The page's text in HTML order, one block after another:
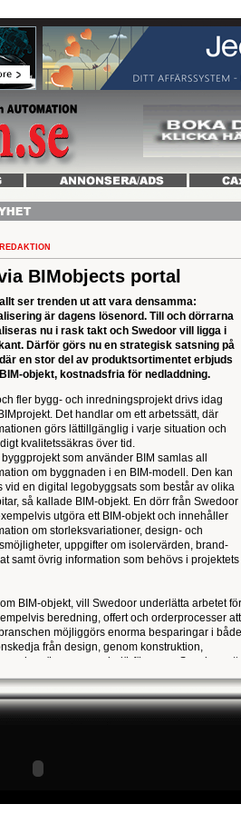
BIMobjects portal
ser trenden ut att vara densamma:
är dagens lösenord. Till och dörrarna
nu i rask takt och Swedoor vill ligga i
Därför görs nu en strategisk satsning på
där en stor del av produktsortimentet erbjuds
objekt, kostnadsfria för nedladdning.
fler bygg- och inredningsprojekt drivs idag
Det handlar om ett arbetssätt, där
görs lättillgänglig i varje situation och
kvalitetssäkras över tid.
som använder BIM samlas all
om byggnaden i en BIM-modell. Den kan
vid en digital legobyggsats som består av olika
så kallade BIM-objekt. En dörr från Swedoor
utgöra ett BIM-objekt och innehåller
om storleksvariationer, design- och
uppgifter om isolervärden, brand-
samt övrig information som behövs i projektets
BIM-objekt, vill Swedoor underlätta arbetet för
beredning, offert och orderprocesser att
möjliggörs enorma besparingar i både
från design, genom konstruktion,
är mogen och därför anser Swedoor att
digitaliseringen.
och fler ligger i pipeline. Objekten finns
De kan även laddas ned via